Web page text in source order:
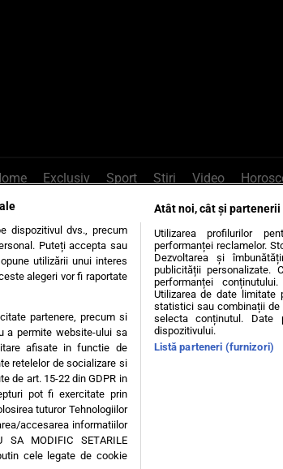
Exclusiv Sport Știri Video
Whatsapp, sună la
Știri interne Știri externe
stiri Diete Insula Iubirii Dictionar de
si condiții Politica de confidențialitate
dispozitivul dvs., precum
Puteți accepta sau
utilizării unui interes
alegeri vor fi raportate
partenere, precum si
a permite website-ului sa
afisate in functie de
retelelor de socializare si
de art. 15-22 din GDPR in
pot fi exercitate prin
tuturor Tehnologiilor
accesarea informatiilor
MODIFIC SETARILE
cele legate de cookie
Atât noi, cât și
Utilizarea profilurilor
performanței reclamelor.
Dezvoltarea și
publicității personalizate.
performanței
Utilizarea de date limitate
statistici sau combinații de
selecta conținutul. Date
dispozitivului.
Listă parteneri (furnizori)